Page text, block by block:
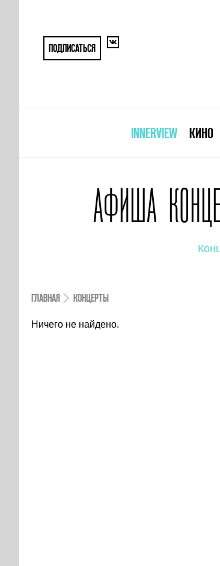
ПОДПИСАТЬСЯ
INNERVIEW КИНО
АФИША
ГЛАВНАЯ КОНЦЕРТЫ
Ничего не найдено.